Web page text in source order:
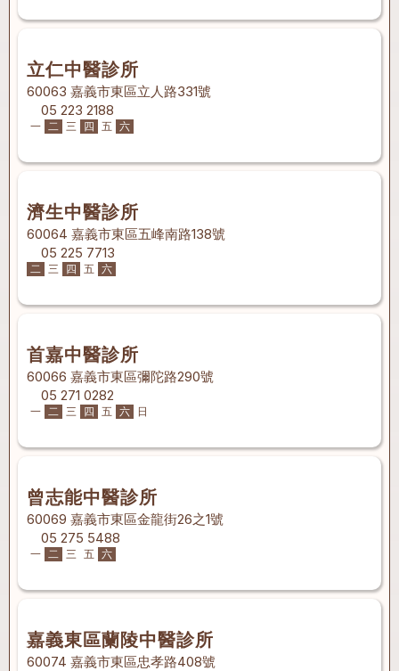
立仁中醫診所
60063 嘉義市東區立人路331號
05 223 2188
一 二 三 四 五 六
濟生中醫診所
60064 嘉義市東區五峰南路138號
05 225 7713
二 三 四 五 六
首嘉中醫診所
60066 嘉義市東區彌陀路290號
05 271 0282
一 二 三 四 五 六 日
曾志能中醫診所
60069 嘉義市東區金龍街26之1號
05 275 5488
一 二 三 五 六
嘉義東區蘭陵中醫診所
60074 嘉義市東區忠孝路408號